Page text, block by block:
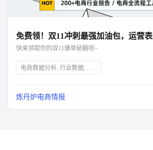
快来领取你的双11爆单秘籍吧~
电商数据分析, 行业数据, 品牌数据, 店铺数据, 商品数据, 炼丹炉, 双十一大促, 运营表格, 行业报告, 面试资料, 电商干货包, 免费领取, 大促销售目标规划, 流量渠道复盘, 会员数据复盘, 电商部门绩效晋升, 电商运营利润分析, 出入库明细登记, 库存预警, 电商推广运营计划, 店铺运营每日流水记账, 店铺运营成本统计, 数据洞察, 市场消费趋势, 数字化驱动, 佛系经济, 大健康趋势, 护肤品功能性原料, 户外行业机会点, 男士护肤, 演出经济增长, 年轻人观察
炼丹炉电商情报